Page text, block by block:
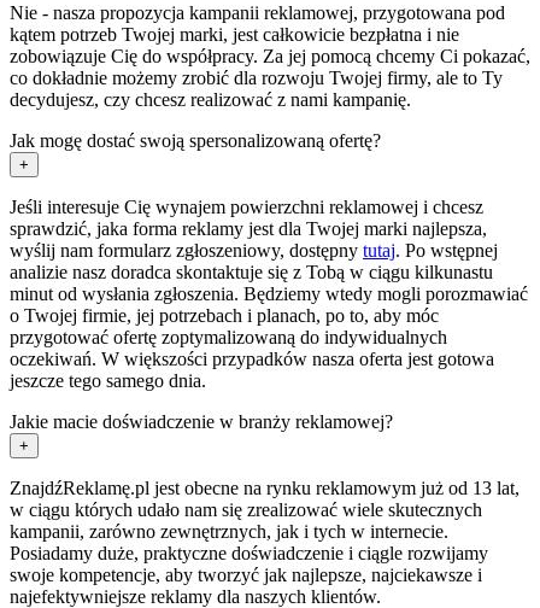
Nie - nasza propozycja kampanii reklamowej, przygotowana pod
kątem potrzeb Twojej marki, jest całkowicie bezpłatna i nie
zobowiązuje Cię do współpracy. Za jej pomocą chcemy Ci pokazać,
co dokładnie możemy zrobić dla rozwoju Twojej firmy, ale to Ty
decydujesz, czy chcesz realizować z nami kampanię.
Jak mogę dostać swoją spersonalizowaną ofertę?
+
Jeśli interesuje Cię wynajem powierzchni reklamowej i chcesz
sprawdzić, jaka forma reklamy jest dla Twojej marki najlepsza,
wyślij nam formularz zgłoszeniowy, dostępny tutaj. Po wstępnej
analizie nasz doradca skontaktuje się z Tobą w ciągu kilkunastu
minut od wysłania zgłoszenia. Będziemy wtedy mogli porozmawiać
o Twojej firmie, jej potrzebach i planach, po to, aby móc
przygotować ofertę zoptymalizowaną do indywidualnych
oczekiwań. W większości przypadków nasza oferta jest gotowa
jeszcze tego samego dnia.
Jakie macie doświadczenie w branży reklamowej?
+
ZnajdźReklamę.pl jest obecne na rynku reklamowym już od 13 lat,
w ciągu których udało nam się zrealizować wiele skutecznych
kampanii, zarówno zewnętrznych, jak i tych w internecie.
Posiadamy duże, praktyczne doświadczenie i ciągle rozwijamy
swoje kompetencje, aby tworzyć jak najlepsze, najciekawsze i
najefektywniejsze reklamy dla naszych klientów.